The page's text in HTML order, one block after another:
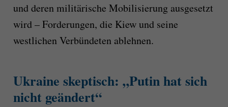
und deren militärische Mobilisierung ausgesetzt
wird – Forderungen, die Kiew und seine
westlichen Verbündeten ablehnen.
Ukraine skeptisch: „Putin hat sich
nicht geändert“